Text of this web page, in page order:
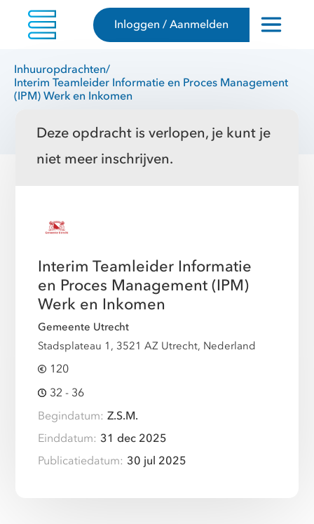
Inloggen / Aanmelden
Inhuuropdrachten/
Interim Teamleider Informatie en Proces Management
(IPM) Werk en Inkomen
Deze opdracht is verlopen, je kunt je
niet meer inschrijven.
Interim Teamleider Informatie
en Proces Management (IPM)
Werk en Inkomen
Gemeente Utrecht
Stadsplateau 1, 3521 AZ Utrecht, Nederland
120
32 - 36
Begindatum: Z.S.M.
Einddatum: 31 dec 2025
Publicatiedatum: 30 jul 2025